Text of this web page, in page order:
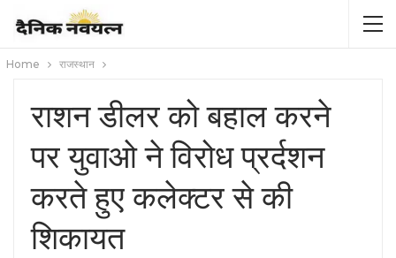
Home राजस्थान
राशन डीलर को बहाल करने
पर युवाओ ने विरोध प्रर्दशन
करते हुए कलेक्टर से की
शिकायत